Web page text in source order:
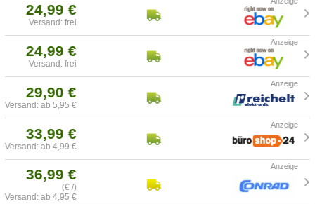
24,99 €
Versand: frei
24,99 €
Versand: frei
29,90 €
Versand: ab 5,95 €
33,99 €
Versand: ab 4,99 €
36,99 €
(€ /)
Versand: ab 4,95 €